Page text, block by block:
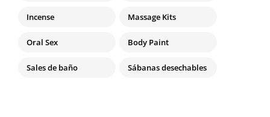
Incense Massage Kits
Oral Sex Body Paint
Sales de baño Sábanas desechables